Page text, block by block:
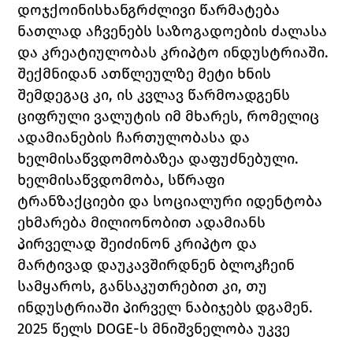
დოჯქოინისხანგრძლივი წარმატება
ნათლად აჩვენებს საზოგადოების ძალასა
და კრეატიულობას კრიპტო ინდუსტრიაში.
შექმნიდან ათწლეულზე მეტი ხნის
შემდეგაც კი, ის კვლავ წარმოადგენს
ციფრული ვალუტის იმ მხარეს, რომელიც
ადამიანების ჩართულობასა და
ხელმისაწვდომობაზეა დაფუძნებული.
ხელმისაწვდომობა, სწრაფი
ტრანზაქციები და სოციალური იდენტობა
ეხმარება მილიონობით ადამიანს
პირველად შეიძინონ კრიპტო და
მარტივად დაუკავშირდნენ ბლოკჩეინ
სამყაროს, განსაკუთრებით კი, თუ
ინდუსტრიაში პირველ ნაბიჯებს დგამენ.
2025 წელს DOGE-ს მნიშვნელობა უკვე